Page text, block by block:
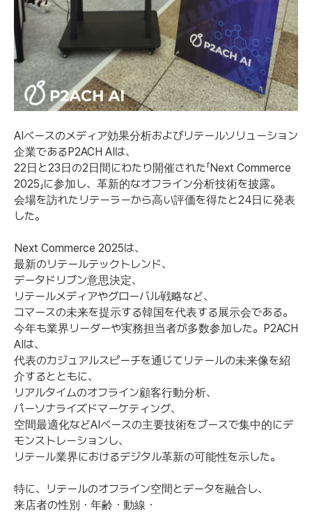
AIベースのメディア効果分析およびリテールソリューション
企業であるP2ACH AIは、
22日と23日の2日間にわたり開催された「Next Commerce
2025」に参加し、革新的なオフライン分析技術を披露。
会場を訪れたリテーラーから高い評価を得たと24日に発表
した。
Next Commerce 2025は、
最新のリテールテックトレンド、
データドリブン意思決定、
リテールメディアやグローバル戦略など、
コマースの未来を提示する韓国を代表する展示会である。
今年も業界リーダーや実務担当者が多数参加した。P2ACH
AIは、
代表のカジュアルスピーチを通じてリテールの未来像を紹
介するとともに、
リアルタイムのオフライン顧客行動分析、
パーソナライズドマーケティング、
空間最適化などAIベースの主要技術をブースで集中的にデ
モンストレーションし、
リテール業界におけるデジタル革新の可能性を示した。
特に、リテールのオフライン空間とデータを融合し、
来店者の性別・年齢・動線・